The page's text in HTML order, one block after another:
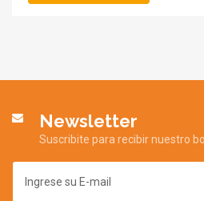
Newsletter
Suscribite para recibir nuestro